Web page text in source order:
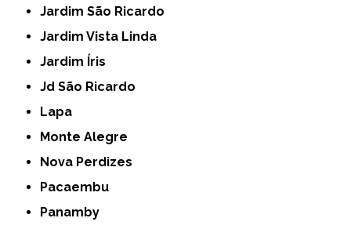
Jardim São Ricardo
Jardim Vista Linda
Jardim Íris
Jd São Ricardo
Lapa
Monte Alegre
Nova Perdizes
Pacaembu
Panamby